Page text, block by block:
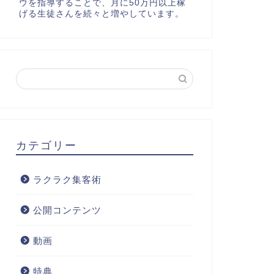
ウを指導することで、月に50万円以上稼
げる生徒さんを続々と増やしています。
カテゴリー
ラクラク集客術
公開コンテンツ
動画
特典